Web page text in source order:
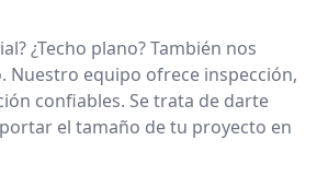
¿Techo plano? También nos
Nuestro equipo ofrece inspección,
confiables. Se trata de darte
el tamaño de tu proyecto en